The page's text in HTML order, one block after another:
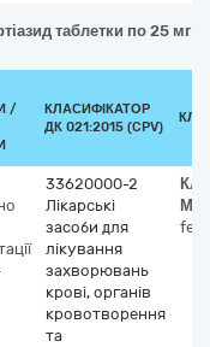
таблетки по 25 мг
/
КЛАСИФІКАТОР
ДК 021:2015 (CPV)
33620000-2
Лікарські
засоби для
лікування
захворювань
крові, органів
кровотворення
та